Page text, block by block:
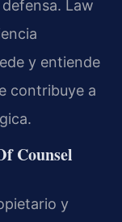
Law
y entiende
contribuye a
Counsel
y